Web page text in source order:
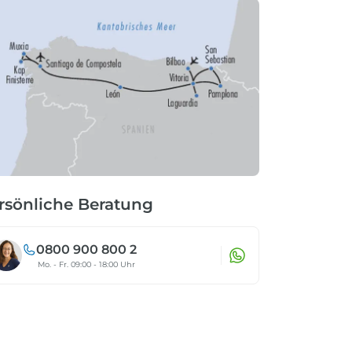
Beratung
0800 900 800 2
Mo. - Fr. 09:00 - 18:00 Uhr